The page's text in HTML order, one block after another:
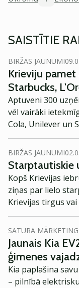
SAISTĪTIE
BIRŽAS JAUNUMI
Krieviju
Starbucks,
Aptuveni 300
vēl vairāki
Cola, Unilever un
pamest Krievijas
BIRŽAS JAUNUMI
Starptautiskie
Kopš Krievijas
ziņas par lielo
Krievijas tirgus
Krievijas
SATURA
Jaunais Kia
ģimenes
Kia paplašina
– pilnībā